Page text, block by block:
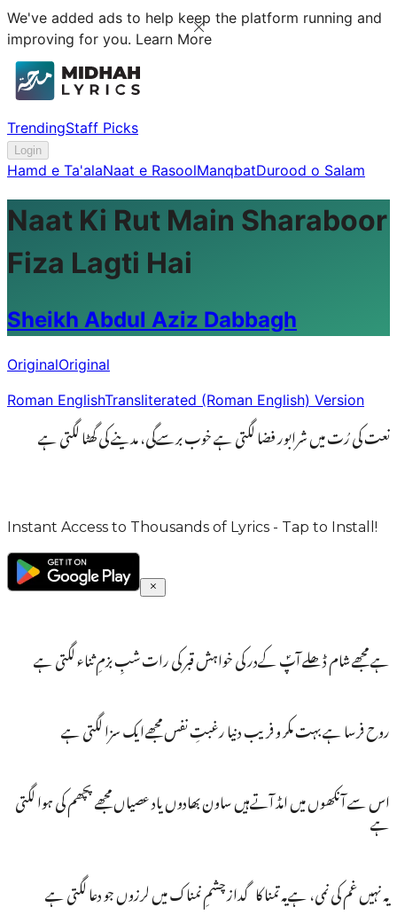
We've added ads to help keep the platform running and
improving for you. Learn More
TrendingStaff Picks
Login
Hamd e Ta'alaNaat e RasoolManqbatDurood o Salam
Naat Ki Rut Main Sharaboor
Fiza Lagti Hai
Sheikh Abdul Aziz Dabbagh
OriginalOriginal
Roman EnglishTransliterated (Roman English) Version
نعت کی رُت میں شرابور فضا لگتی ہے خوب برسےگی، مدینے کی گھٹا لگتی ہے
Instant Access to Thousands of Lyrics - Tap to Install!
ہے مجھےشام ڈھلے آپؐ کےدر کی خواہش قبر کی رات شبِ بزمِ ثناء لگتی ہے
روح فرسا ہے بہت مکر و فریب دنیا رغبتِ نفس مجھےایک سزا لگتی ہے
اس سے آنکھوں میں امڈ آتےہیں ساون بھادوں یاد عصیاں مجھے پچھم کی ہوا لگتی
ہے
یہ نہیں غم کی نمی، ہےیہ تمنا کا گداز چشمِ نمناک میں لرزوں جو دعا لگتی ہے